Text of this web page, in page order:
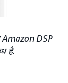
Amazon DSP
है.